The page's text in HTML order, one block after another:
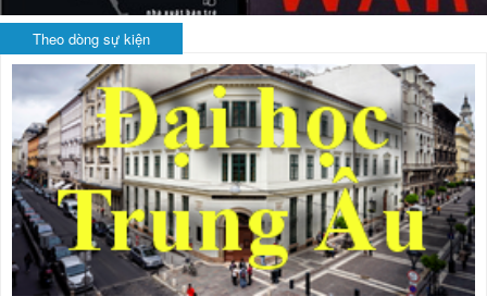
Theo dòng sự kiện